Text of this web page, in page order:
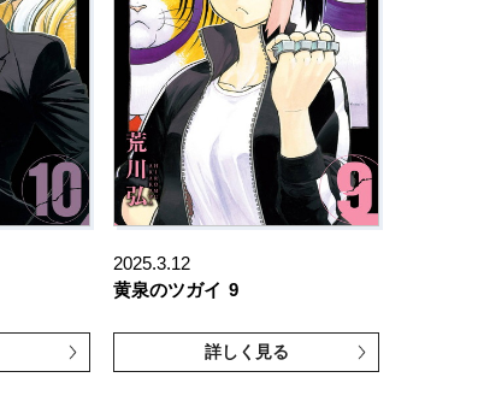
2025.3.12
黄泉のツガイ 9
詳しく見る